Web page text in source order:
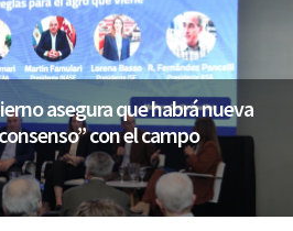
asegura que habrá nueva
con el campo